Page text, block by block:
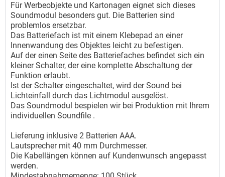
Für Werbeobjekte und Kartonagen eignet sich dieses
Soundmodul besonders gut. Die Batterien sind
problemlos ersetzbar.
Das Batteriefach ist mit einem Klebepad an einer
Innenwandung des Objektes leicht zu befestigen.
Auf der einen Seite des Batteriefaches befindet sich ein
kleiner Schalter, der eine komplette Abschaltung der
Funktion erlaubt.
Ist der Schalter eingeschaltet, wird der Sound bei
Lichteinfall durch das Lichtmodul ausgelöst.
Das Soundmodul bespielen wir bei Produktion mit Ihrem
individuellen Soundfile .
Lieferung inklusive 2 Batterien AAA.
Lautsprecher mit 40 mm Durchmesser.
Die Kabellängen können auf Kundenwunsch angepasst
werden.